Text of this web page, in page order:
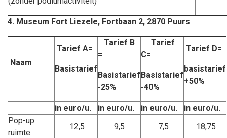
4. Museum Fort Liezele, Fortbaan 2, 2870 Puurs
Naam
Tarief A=
Basistarief
Tarief B
=
Basistarief
-25%
Tarief
C=
Basistarief
-40%
Tarief D=
basistarief
+50%
in euro/u. in euro/u. in euro/u.
in euro/u.
Pop-up
ruimte
12,5 9,5 7,5
18,75